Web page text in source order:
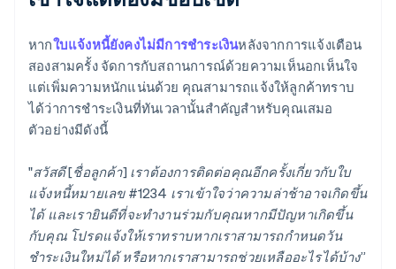
หากใบแจ้งหนี้ยังคงไม่มีการชําระเงินหลังจากการแจ้งเตือน
สองสามครั้ง จัดการกับสถานการณ์ด้วยความเห็นอกเห็นใจ
แต่เพิ่มความหนักแน่นด้วย คุณสามารถแจ้งให้ลูกค้าทราบ
ได้ว่าการชําระเงินที่ทันเวลานั้นสําคัญสําหรับคุณเสมอ
ตัวอย่างมีดังนี้
"สวัสดี [ชื่อลูกค้า] เราต้องการติดต่อคุณอีกครั้งเกี่ยวกับใบ
แจ้งหนี้หมายเลข #1234 เราเข้าใจว่าความล่าช้าอาจเกิดขึ้น
ได้ และเรายินดีที่จะทำงานร่วมกับคุณหากมีปัญหาเกิดขึ้น
กับคุณ โปรดแจ้งให้เราทราบหากเราสามารถกำหนดวัน
ชำระเงินใหม่ได้ หรือหากเราสามารถช่วยเหลืออะไรได้บ้าง”